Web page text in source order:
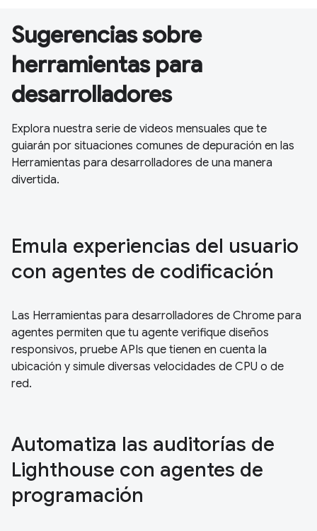
Sugerencias sobre
herramientas para
desarrolladores
Explora nuestra serie de videos mensuales que te
guiarán por situaciones comunes de depuración en las
Herramientas para desarrolladores de una manera
divertida.
Emula experiencias del usuario
con agentes de codificación
Las Herramientas para desarrolladores de Chrome para
agentes permiten que tu agente verifique diseños
responsivos, pruebe APIs que tienen en cuenta la
ubicación y simule diversas velocidades de CPU o de
red.
Automatiza las auditorías de
Lighthouse con agentes de
programación